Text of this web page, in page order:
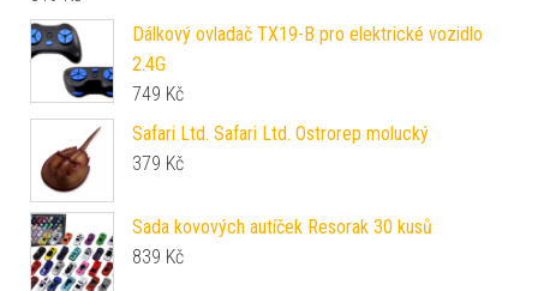
Dálkový ovladač TX19-B pro elektrické vozidlo
2.4G
749 Kč
Safari Ltd. Safari Ltd. Ostrorep molucký
379 Kč
Sada kovových autíček Resorak 30 kusů
839 Kč